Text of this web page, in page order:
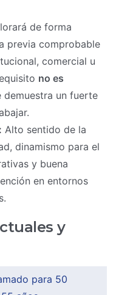
de forma
previa comprobable
comercial u
no es
demuestra un fuerte
Alto sentido de la
dinamismo para el
y buena
en entornos
y
para 50